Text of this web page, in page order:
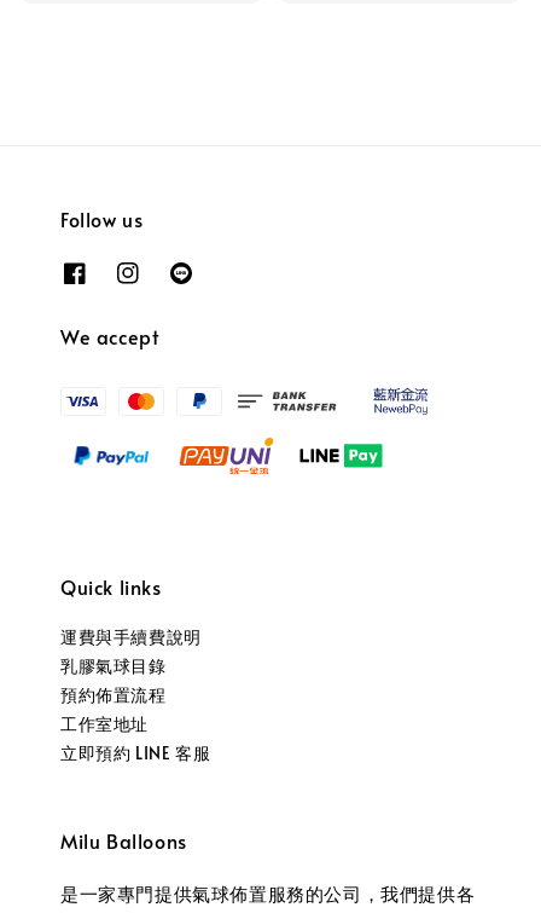
Follow us
We accept
Quick links
運費與手續費說明
乳膠氣球目錄
預約佈置流程
工作室地址
立即預約 LINE 客服
Milu Balloons
是一家專門提供氣球佈置服務的公司，我們提供各